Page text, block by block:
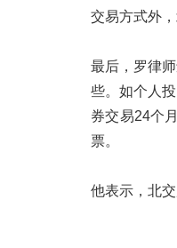
交易方式外
最后，罗律
些。如个人
券交易24个
票。
他表示，北